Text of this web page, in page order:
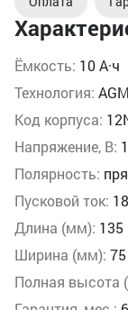
Ёмкость: 10 А·ч
Технология:
Код корпуса:
Напряжение, В:
Полярность:
Пусковой ток:
Длина (мм): 135
Ширина (мм): 75
Полная высота